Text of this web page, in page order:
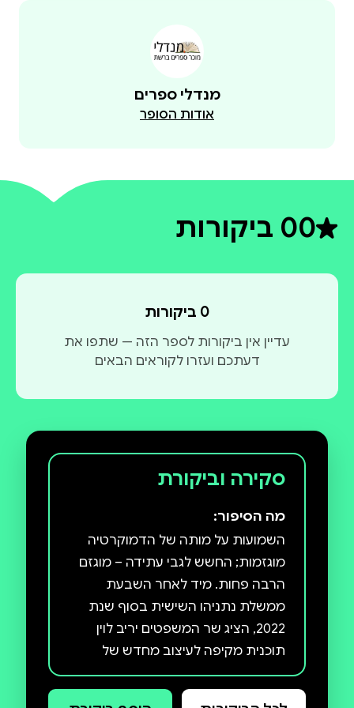
מנדלי ספרים
אודות הסופר
0דירוג ממוצע 0 מתוך 5
0 ביקורות
0 ביקורות
עדיין אין ביקורות לספר הזה — שתפו את
דעתכם ועזרו לקוראים הבאים
סקירה וביקורת
מה הסיפור:
השמועות על מותה של הדמוקרטיה
מוגזמות; החשש לגבי עתידה – מוגזם
הרבה פחות. מיד לאחר השבעת
ממשלת נתניהו השישית בסוף שנת
2022, הציג שר המשפטים יריב לוין
תוכנית מקיפה לעיצוב מחדש של
יסודות המשטר בישראל. כיצד ניתן
להסביר את החשש מתוכניתו ואת